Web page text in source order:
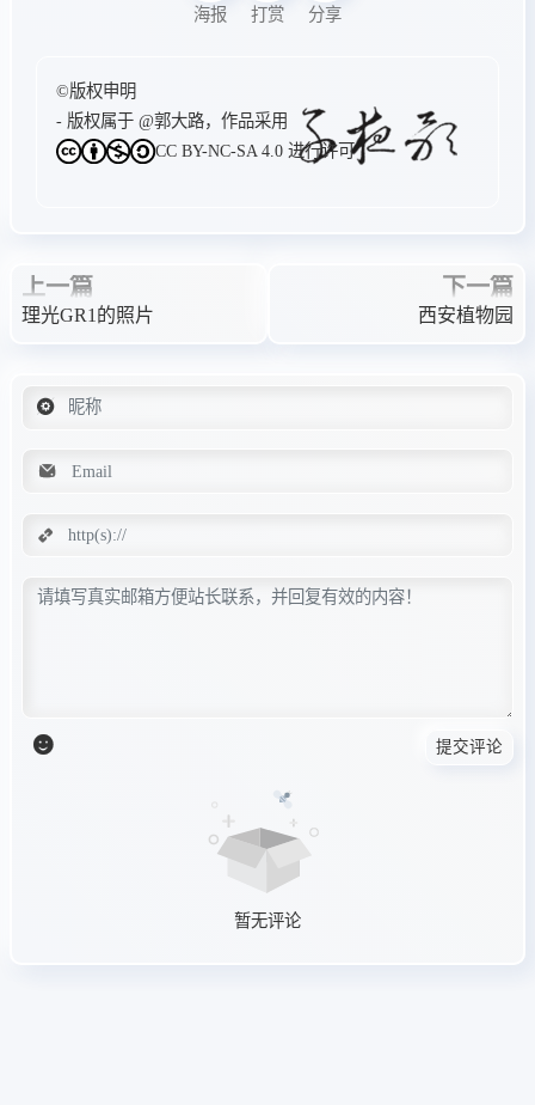
海报 打赏 分享
©版权申明
- 版权属于 @郭大路，作品采用
CC BY-NC-SA 4.0 进行许可
上一篇
理光GR1的照片
下一篇
西安植物园
提交评论
暂无评论